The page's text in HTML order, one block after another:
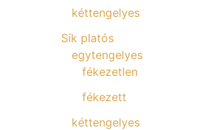
kéttengelyes
Sík platós
egytengelyes
fékezetlen
fékezett
kéttengelyes